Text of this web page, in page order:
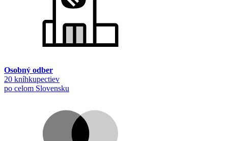
Osobný odber
20 kníhkupectiev
po celom Slovensku